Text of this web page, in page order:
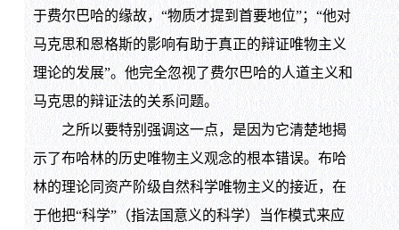
于费尔巴哈的缘故，“物质才提到首要地位”；“他对
马克思和恩格斯的影响有助于真正的辩证唯物主义
理论的发展”。他完全忽视了费尔巴哈的人道主义和
马克思的辩证法的关系问题。
之所以要特别强调这一点，是因为它清楚地揭
示了布哈林的历史唯物主义观念的根本错误。布哈
林的理论同资产阶级自然科学唯物主义的接近，在
于他把“科学”（指法国意义的科学）当作模式来应